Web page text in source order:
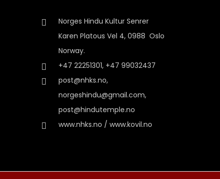
Norges Hindu Kultur Senrer
Karen Platous Vel 4, 0988 Oslo
Norway.
+47 22251301, +47 99032437
post@nhks.no,
norgeshindu@gmail.com,
post@hindutemple.no
www.nhks.no / www.kovil.no